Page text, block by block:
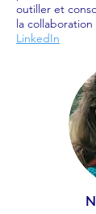
outiller et
la
LinkedIn